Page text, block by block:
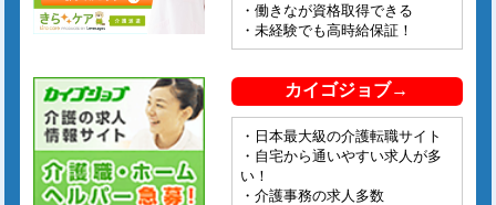
・働きなが資格取得できる
・未経験でも高時給保証！
カイゴジョブ→
・日本最大級の介護転職サイト
・自宅から通いやすい求人が多
い！
・介護事務の求人多数